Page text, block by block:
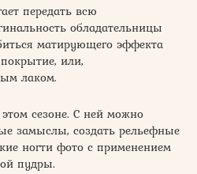
передать всю
обладательницы
матирующего эффекта
или,
лаком.
сезоне. С ней можно
замыслы, создать рельефные
ногти фото с применением
пудры.